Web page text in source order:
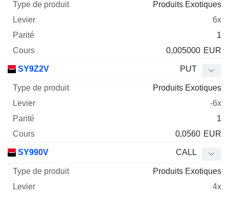
Produits Exotiques
6x
1
0,005000 EUR
SY9Z2V PUT
Produits Exotiques
-6x
1
0,0560 EUR
SY990V CALL
Produits Exotiques
4x